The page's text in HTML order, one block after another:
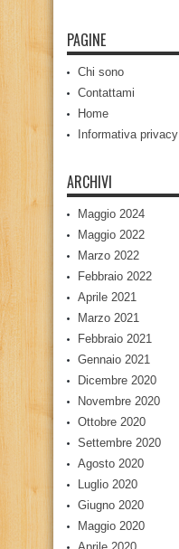
PAGINE
Chi sono
Contattami
Home
Informativa privacy
ARCHIVI
Maggio 2024
Maggio 2022
Marzo 2022
Febbraio 2022
Aprile 2021
Marzo 2021
Febbraio 2021
Gennaio 2021
Dicembre 2020
Novembre 2020
Ottobre 2020
Settembre 2020
Agosto 2020
Luglio 2020
Giugno 2020
Maggio 2020